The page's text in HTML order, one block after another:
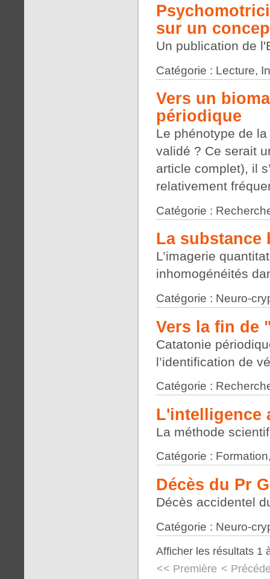
sur un
Un publication de
Catégorie : Lecture,
Vers un
périodique
Le phénotype de
validé ? Ce serait
article complet), il
relativement
Catégorie :
La substance
L’imagerie
inhomogénéités
Catégorie : Neuro-
Vers la fin de
Catatonie
l’identification de
Catégorie :
L'intelligence
La méthode
Catégorie :
Décès du Pr
Décès accidentel
Catégorie : Neuro-
Afficher les résultats 1
<< Première <